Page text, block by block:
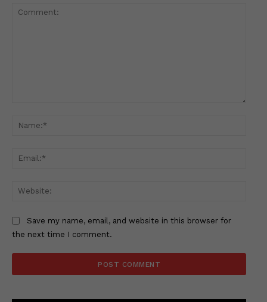
Save my name, email, and website in this browser for
the next time I comment.